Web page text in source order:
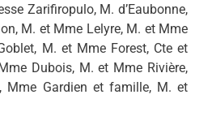
Zarifiropulo, M. d’Eaubonne,
M. et Mme Lelyre, M. et Mme
M. et Mme Forest, Cte et
Dubois, M. et Mme Rivière,
Mme Gardien et famille, M. et